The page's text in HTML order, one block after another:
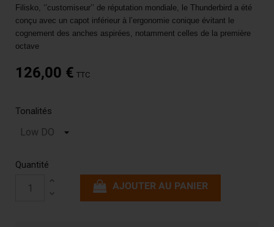
Filisko, ‘’customiseur’’ de réputation mondiale, le Thunderbird a été
conçu avec un capot inférieur à l’ergonomie conique évitant le
cognement des anches aspirées, notamment celles de la première
octave
126,00 € TTC
Tonalités
Quantité
AJOUTER AU PANIER